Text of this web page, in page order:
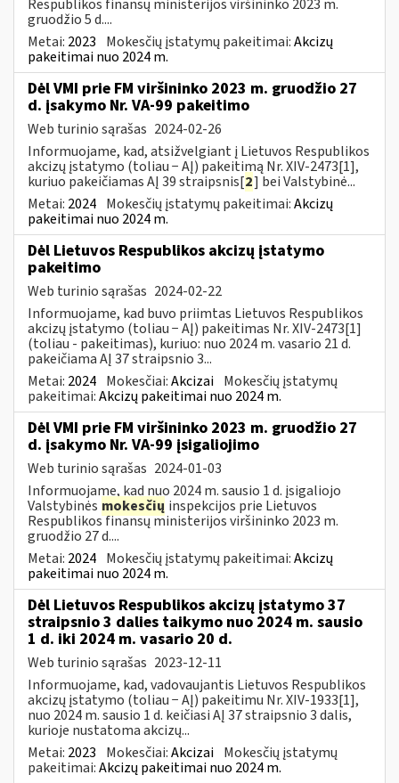
Respublikos finansų ministerijos viršininko 2023 m.
gruodžio 5 d....
Metai: 2023 Mokesčių įstatymų pakeitimai:Akcizų
pakeitimai nuo 2024 m.
Dėl VMI prie FM viršininko 2023 m. gruodžio 27
d. įsakymo Nr. VA-99 pakeitimo
Web turinio sąrašas 2024-02-26
Informuojame, kad, atsižvelgiant į Lietuvos Respublikos
akcizų įstatymo (toliau − AĮ) pakeitimą Nr. XIV-2473[1],
kuriuo pakeičiamas AĮ 39 straipsnis[2] bei Valstybinė...
Metai: 2024 Mokesčių įstatymų pakeitimai:Akcizų
pakeitimai nuo 2024 m.
Dėl Lietuvos Respublikos akcizų įstatymo
pakeitimo
Web turinio sąrašas 2024-02-22
Informuojame, kad buvo priimtas Lietuvos Respublikos
akcizų įstatymo (toliau − AĮ) pakeitimas Nr. XIV-2473[1]
(toliau - pakeitimas), kuriuo: nuo 2024 m. vasario 21 d.
pakeičiama AĮ 37 straipsnio 3...
Metai: 2024 Mokesčiai:Akcizai Mokesčių įstatymų
pakeitimai:Akcizų pakeitimai nuo 2024 m.
Dėl VMI prie FM viršininko 2023 m. gruodžio 27
d. įsakymo Nr. VA-99 įsigaliojimo
Web turinio sąrašas 2024-01-03
Informuojame, kad nuo 2024 m. sausio 1 d. įsigaliojo
Valstybinės mokesčių inspekcijos prie Lietuvos
Respublikos finansų ministerijos viršininko 2023 m.
gruodžio 27 d....
Metai: 2024 Mokesčių įstatymų pakeitimai:Akcizų
pakeitimai nuo 2024 m.
Dėl Lietuvos Respublikos akcizų įstatymo 37
straipsnio 3 dalies taikymo nuo 2024 m. sausio
1 d. iki 2024 m. vasario 20 d.
Web turinio sąrašas 2023-12-11
Informuojame, kad, vadovaujantis Lietuvos Respublikos
akcizų įstatymo (toliau − AĮ) pakeitimu Nr. XIV-1933[1],
nuo 2024 m. sausio 1 d. keičiasi AĮ 37 straipsnio 3 dalis,
kurioje nustatoma akcizų...
Metai: 2023 Mokesčiai:Akcizai Mokesčių įstatymų
pakeitimai:Akcizų pakeitimai nuo 2024 m.